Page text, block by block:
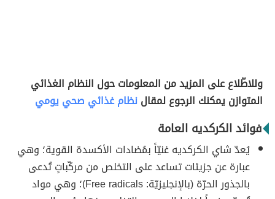
وللاطّلاع على المزيد من المعلومات حول النظام الغذائي
المتوازن يمكنك الرجوع لمقالنظام غذائي صحي يومي
فوائد الكركديه العامة
يُعدّ شاي الكركديه غنيّاً بمُضادات الأكسدة القوية؛ وهي
عبارة عن جزيئات تساعد على التخلص من مركّباتٍ تُدعى
بالجذور الحرّة (بالإنجليزيّة: Free radicals)؛ وهي مواد